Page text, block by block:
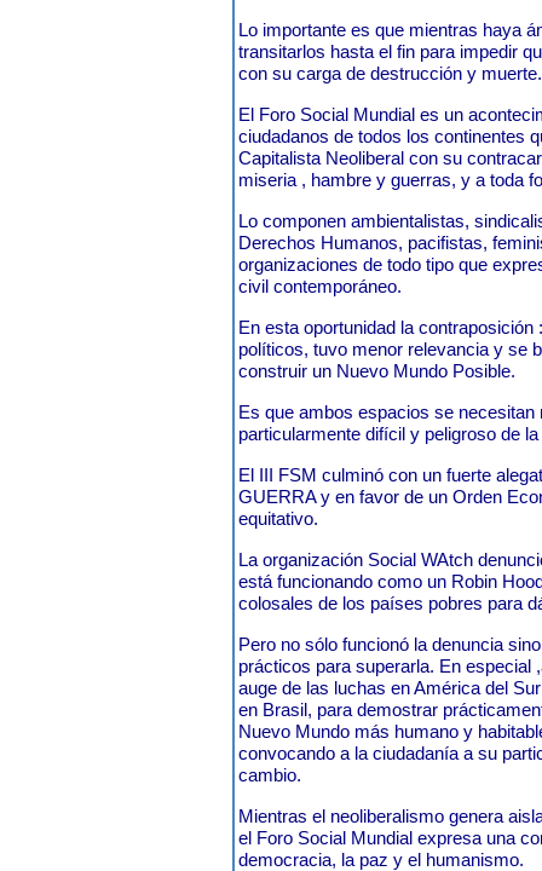
Lo importante es que mientras haya
transitarlos hasta el fin para impedir
con su carga de destrucción y muerte.
El Foro Social Mundial es un
ciudadanos de todos los continentes
Capitalista Neoliberal con su
miseria , hambre y guerras, y a toda
Lo componen ambientalistas,
Derechos Humanos, pacifistas,
organizaciones de todo tipo que
civil contemporáneo.
En esta oportunidad la
políticos, tuvo menor relevancia y se
construir un Nuevo Mundo Posible.
Es que ambos espacios se
particularmente difícil y peligroso de
El III FSM culminó con un fuerte
GUERRA y en favor de un Orden
equitativo.
La organización Social WAtch
está funcionando como un Robin
colosales de los países pobres para
Pero no sólo funcionó la denuncia
prácticos para superarla. En especial
auge de las luchas en América del
en Brasil, para demostrar
Nuevo Mundo más humano y
convocando a la ciudadanía a su
cambio.
Mientras el neoliberalismo genera
el Foro Social Mundial expresa una
democracia, la paz y el humanismo.